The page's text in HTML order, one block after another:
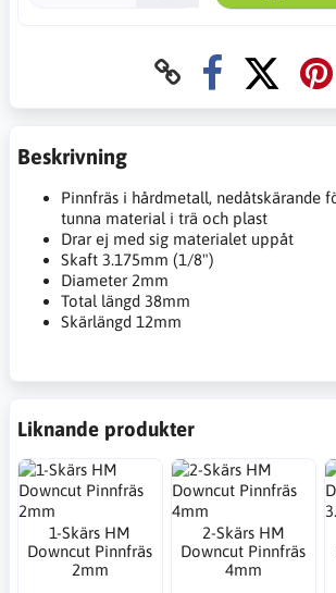
Beskrivning
Pinnfräs i hårdmetall, nedåtskärande
tunna material i trä och plast
Drar ej med sig materialet uppåt
Skaft 3.175mm (1/8")
Diameter 2mm
Total längd 38mm
Skärlängd 12mm
Liknande produkter
1-Skärs HM
Downcut Pinnfräs
2mm
2-Skärs HM
Downcut Pinnfräs
4mm